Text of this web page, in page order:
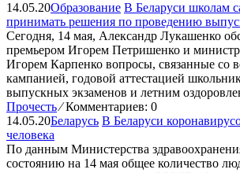
14.05.20Образование В Беларуси школам
принимать решения по проведению
Сегодня, 14 мая, Александр Лукашенко
премьером Игорем Петришенко и
Игорем Карпенко вопросы, связанные со
кампанией, годовой аттестацией
выпускных экзаменов и летним
Прочесть ⁄Комментариев: 0
14.05.20Беларусь В Беларуси
человека
По данным Министерства
состоянию на 14 мая общее количество